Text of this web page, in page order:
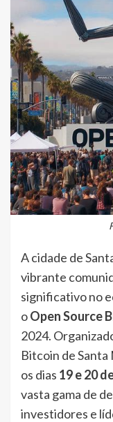
A cidade de
vibrante
significativo no
oOpen Source
2024.
Bitcoin de
os dias 19 e 20
vasta gama de
investidores e